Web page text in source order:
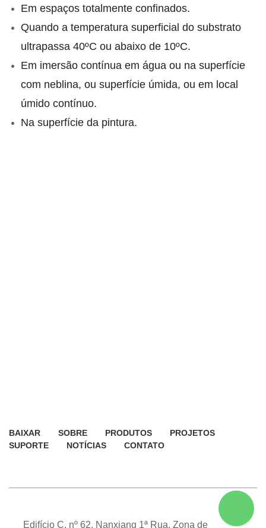
Em espaços totalmente confinados.
Quando a temperatura superficial do substrato
ultrapassa 40ºC ou abaixo de 10ºC.
Em imersão contínua em água ou na superfície
com neblina, ou superfície úmida, ou em local
úmido contínuo.
Na superfície da pintura.
BAIXAR SOBRE PRODUTOS
PROJETOS
SUPORTE
NOTÍCIAS CONTATO
Edifício C, nº 62, Nanxiang 1ª Rua, Zona de